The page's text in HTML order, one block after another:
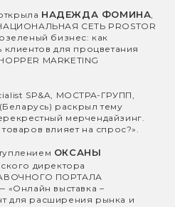
НАДЕЖДА ФОМИНА,
СЕТЬ PROSTOR
бизнес: как
клиентов для процветания
MARKETING
SP&A, МОСТРА-ГРУПП,
раскрыл тему
мерчендайзинг.
влияет на спрос?».
ОКСАНЫ
директора
ПОРТАЛА
«Онлайн выставка –
для расширения рынка и